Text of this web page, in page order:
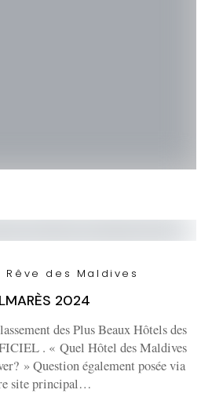
Rêve des Maldives
2024
des Plus Beaux Hôtels des
. « Quel Hôtel des Maldives
» Question également posée via
site principal…